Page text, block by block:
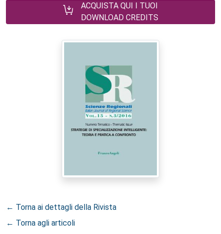
ACQUISTA QUI I TUOI
DOWNLOAD CREDITS
← Torna ai dettagli della Rivista
← Torna agli articoli